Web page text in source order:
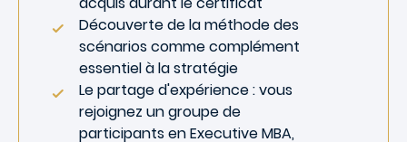
Découverte de la méthode des
scénarios comme complément
essentiel à la stratégie
Le partage d'expérience : vous
rejoignez un groupe de
participants en Executive MBA,